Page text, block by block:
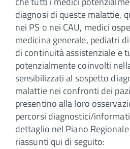
diagnosi di queste malattie,
nei PS o nei CAU, medici
medicina generale, pediatri
di continuità assistenziale e
potenzialmente coinvolti
sensibilizzati al sospetto
malattie nei confronti dei
presentino alla loro
percorsi diagnostici/
dettaglio nel Piano
riassunti qui di seguito: